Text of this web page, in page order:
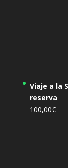
Viaje a la
reserva
100,00€